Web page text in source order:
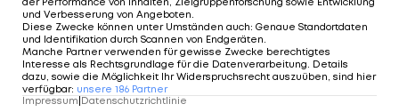
und Verbesserung von Angeboten.
Diese Zwecke können unter Umständen auch: Genaue Standortdaten
und Identifikation durch Scannen von Endgeräten.
Manche Partner verwenden für gewisse Zwecke berechtigtes
Interesse als Rechtsgrundlage für die Datenverarbeitung. Details
dazu, sowie die Möglichkeit Ihr Widerspruchsrecht auszuüben, sind hier
verfügbar: unsere 186 Partner
Impressum Datenschutzrichtlinie